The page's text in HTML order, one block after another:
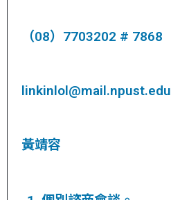
（08）7703202 # 7868
黃靖容